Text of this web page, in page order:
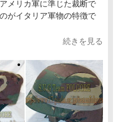
メリカ軍に準じた裁断で
がイタリア軍物の特徴で
続きを見る